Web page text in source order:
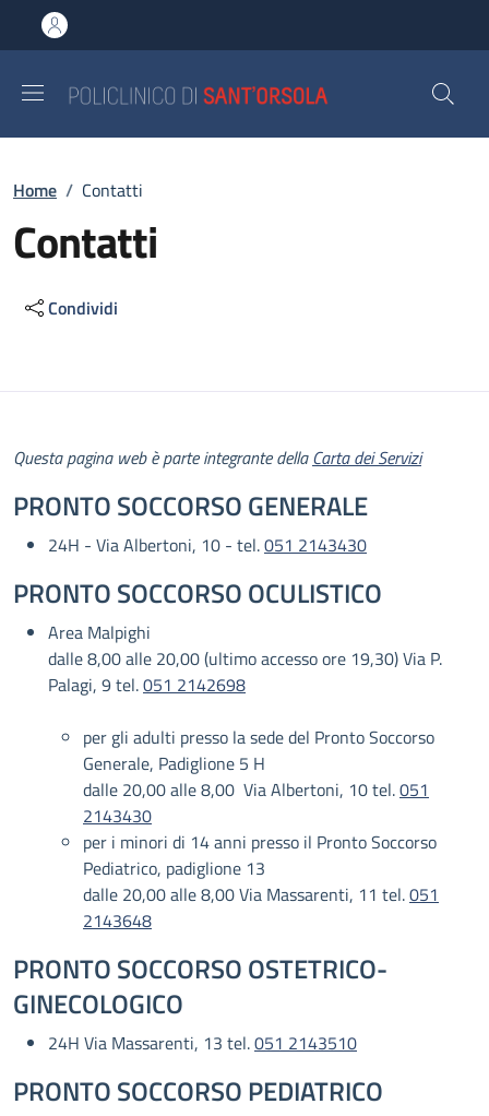
al contenuto principale
to footer content
Briciole di pane
Home / Contatti
Contatti
Condividi
Descrizione
Questa pagina web è parte integrante dellaCarta dei Servizi
PRONTO SOCCORSO GENERALE
24H - Via Albertoni, 10 - tel.051 2143430
PRONTO SOCCORSO OCULISTICO
Area Malpighi
dalle 8,00 alle 20,00 (ultimo accesso ore 19,30) Via P.
Palagi, 9 tel.051 2142698
per gli adulti presso la sede del Pronto Soccorso
Generale, Padiglione 5 H
dalle 20,00 alle 8,00 Via Albertoni, 10 tel.051
2143430
per i minori di 14 anni presso il Pronto Soccorso
Pediatrico, padiglione 13
dalle 20,00 alle 8,00 Via Massarenti, 11 tel.051
2143648
PRONTO SOCCORSO OSTETRICO-
GINECOLOGICO
24H Via Massarenti, 13 tel.051 2143510
PRONTO SOCCORSO PEDIATRICO